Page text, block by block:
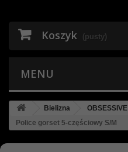
Koszyk (pusty)
MENU
Bielizna OBSESSIVE
Police gorset 5-częściowy S/M